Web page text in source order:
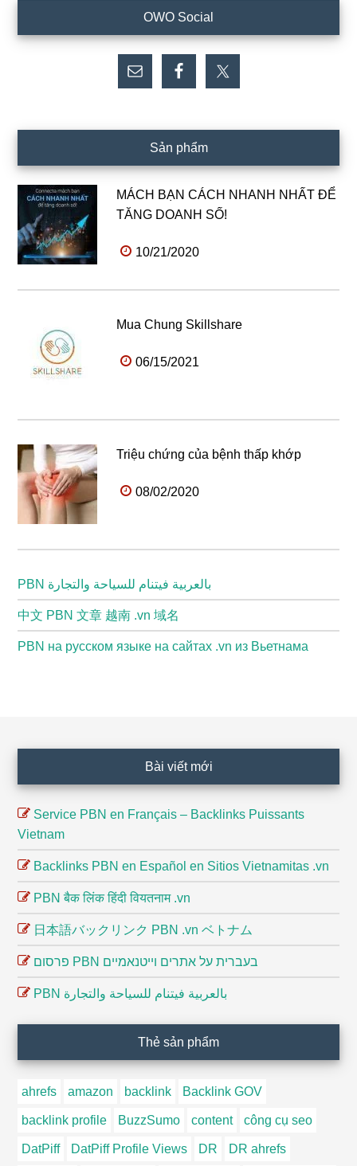
chính
OWO Social
Sản phẩm
MÁCH BẠN CÁCH NHANH NHẤT ĐỂ
TĂNG DOANH SỐ!
10/21/2020
Mua Chung Skillshare
06/15/2021
Triệu chứng của bệnh thấp khớp
08/02/2020
PBN بالعربية فيتنام للسياحة والتجارة
中文 PBN 文章 越南 .vn 域名
PBN на русском языке на сайтах .vn из Вьетнама
Bài viết mới
Service PBN en Français – Backlinks Puissants
Vietnam
Backlinks PBN en Español en Sitios Vietnamitas .vn
PBN बैक लिंक हिंदी वियतनाम .vn
日本語バックリンク PBN .vn ベトナム
פרסום PBN בעברית על אתרים וייטנאמיים
PBN بالعربية فيتنام للسياحة والتجارة
Thẻ sản phẩm
ahrefs amazon backlink Backlink GOV
backlink profile BuzzSumo content công cụ seo
DatPiff DatPiff Profile Views DR DR ahrefs